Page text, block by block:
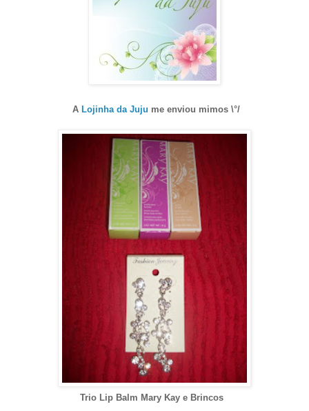
A Lojinha da Juju me enviou mimos \°/
Trio Lip Balm Mary Kay e Brincos